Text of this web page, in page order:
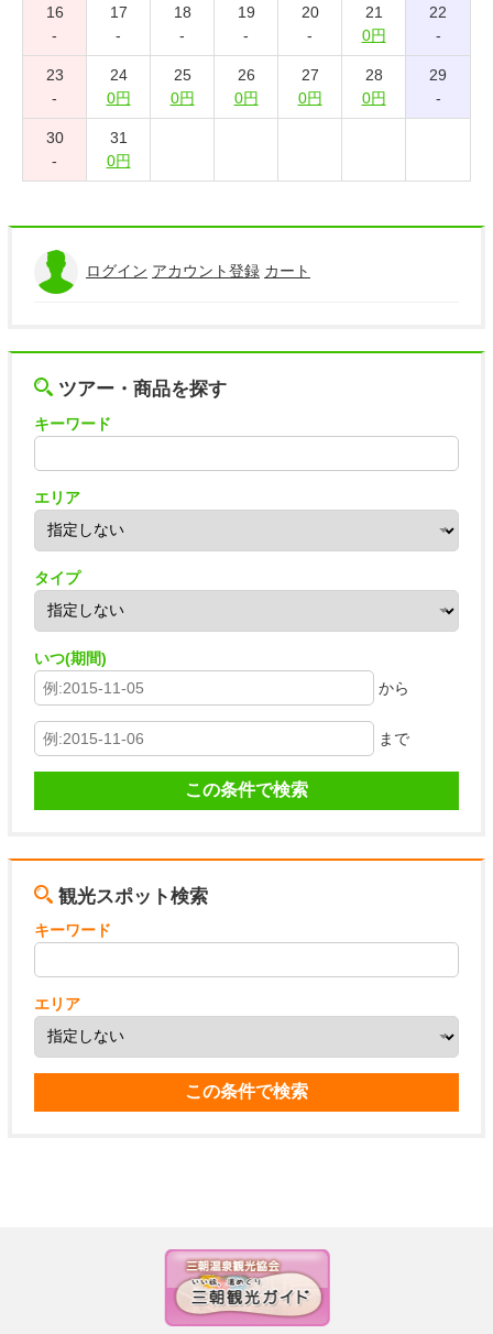
16
-
17
-
18
-
19
-
20
-
21
0円
22
-
23
-
24
0円
25
0円
26
0円
27
0円
28
0円
29
-
30
-
31
0円
ログイン アカウント登録 カート
ツアー・商品を探す
キーワード
エリア
タイプ
いつ(期間)
から
まで
観光スポット検索
キーワード
エリア